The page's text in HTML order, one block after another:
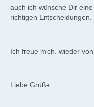
auch ich wünsche Dir
richtigen Entscheidungen.
Ich freue mich, wieder von
Liebe Grüße